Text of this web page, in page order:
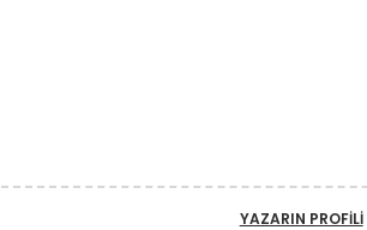
YAZARIN PROFILI